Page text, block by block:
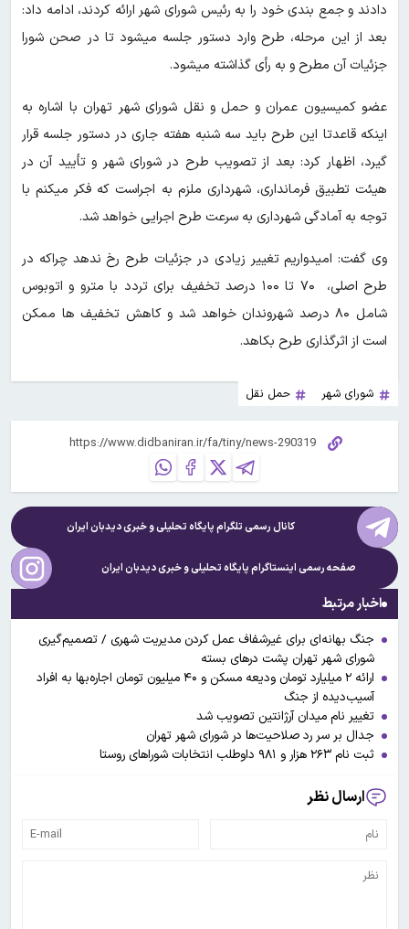
دادند و جمع بندی خود را به رئیس شورای شهر ارائه کردند، ادامه داد:
بعد از این مرحله، طرح وارد دستور جلسه میشود تا در صحن شورا
جزئیات آن مطرح و به رأی گذاشته میشود.
عضو کمیسیون عمران و حمل و نقل شورای شهر تهران با اشاره به
اینکه قاعدتا این طرح باید سه شنبه هفته جاری در دستور جلسه قرار
گیرد، اظهار کرد: بعد از تصویب طرح در شورای شهر و تأیید آن در
هیئت تطبیق فرمانداری، شهرداری ملزم به اجراست که فکر میکنم با
توجه به آمادگی شهرداری به سرعت طرح اجرایی خواهد شد.
وی گفت: امیدواریم تغییر زیادی در جزئیات طرح رخ ندهد چراکه در
طرح اصلی، ۷۰ تا ۱۰۰ درصد تخفیف برای تردد با مترو و اتوبوس
شامل ۸۰ درصد شهروندان خواهد شد و کاهش تخفیف ها ممکن
است از اثرگذاری طرح بکاهد.
شورای شهر حمل نقل
کانال رسمی تلگرام پایگاه تحلیلی و خبریدیدبان ایران
صفحه رسمی اینستاگرام پایگاه تحلیلی و خبریدیدبان ایران
اخبار مرتبط
جنگ بهانه‌ای برای غیرشفاف عمل کردن مدیریت شهری / تصمیم‌گیری
شورای شهر تهران پشت درهای بسته
ارائه ۲ میلیارد تومان ودیعه مسکن و ۴۰ میلیون تومان اجاره‌بها به افراد
آسیب‌دیده از جنگ
تغییر نام میدان آرژانتین تصویب شد
جدال بر سر رد صلاحیت‌ها در شورای شهر تهران
ثبت نام ۲۶۳ هزار و ۹۸۱ داوطلب انتخابات شورا‌های روستا
ارسال نظر